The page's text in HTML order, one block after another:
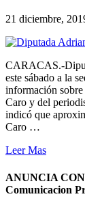
21 diciembre,
CARACAS.-
este sábado a la
información
Caro y del
indicó que
Caro …
Leer Mas
ANUNCIA CON
Comunicacion